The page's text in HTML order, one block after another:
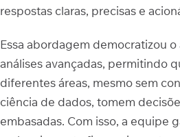
respostas claras, precisas e
Essa abordagem democratizou o
análises avançadas, permitindo
diferentes áreas, mesmo sem
ciência de dados, tomem
embasadas. Com isso, a equipe